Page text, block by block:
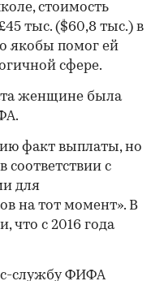
стоимость
тыс. ($60,8 тыс.) в
якобы помог ей
сфере.
женщине была
факт выплаты, но
соответствии с
для
на тот момент». В
что с 2016 года
службу ФИФА